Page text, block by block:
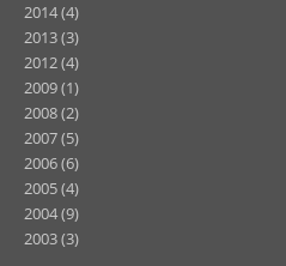
2014(4)
2013(3)
2012(4)
2009(1)
2008(2)
2007(5)
2006(6)
2005(4)
2004(9)
2003(3)